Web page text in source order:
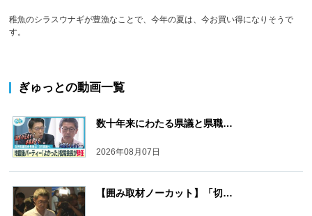
稚魚のシラスウナギが豊漁なことで、今年の夏は、今お買い得になりそうで
す。
ぎゅっとの動画一覧
数十年来にわたる県議と県職…
2026年08月07日
【囲み取材ノーカット】「切…